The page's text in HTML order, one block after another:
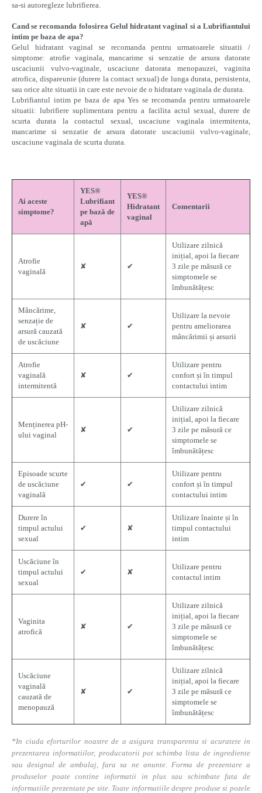
sa-si autoregleze lubrifierea.
Cand se recomanda folosirea Gelul hidratant vaginal si a Lubrifiantului
intim pe baza de apa?
Gelul hidratant vaginal se recomanda pentru urmatoarele situatii /
simptome: atrofie vaginala, mancarime si senzatie de arsura datorate
uscaciunii vulvo-vaginale, uscaciune datorata menopauzei, vaginita
atrofica, dispareunie (durere la contact sexual) de lunga durata, persistenta,
sau orice alte situatii in care este nevoie de o hidratare vaginala de durata.
Lubrifiantul intim pe baza de apa Yes se recomanda pentru urmatoarele
situatii: lubrifiere suplimentara pentru a facilita actul sexual, durere de
scurta durata la contactul sexual, uscaciune vaginala intermitenta,
mancarime si senzatie de arsura datorate uscaciunii vulvo-vaginale,
uscaciune vaginala de scurta durata.
Ai aceste
simptome?
YES®
Lubrifiant
pe bază de
apă
YES®
Hidratant
vaginal
Comentarii
Atrofie
vaginală
✘ ✔
Utilizare zilnică
inițial, apoi la fiecare
3 zile pe măsură ce
simptomele se
îmbunătățesc
Mâncărime,
senzație de
arsură cauzată
de uscăciune
✘ ✔
Utilizare la nevoie
pentru ameliorarea
mâncărimii și arsurii
Atrofie
vaginală
intermitentă
✘ ✔
Utilizare pentru
confort și în timpul
contactului intim
Menținerea pH-
ului vaginal
✘ ✔
Utilizare zilnică
inițial, apoi la fiecare
3 zile pe măsură ce
simptomele se
îmbunătățesc
Episoade scurte
de uscăciune
vaginală
✔ ✔
Utilizare pentru
confort și în timpul
contactului intim
Durere în
timpul actului
sexual
✔ ✘
Utilizare înainte și în
timpul contactului
intim
Uscăciune în
timpul actului
sexual
✔ ✘
Utilizare pentru
contactul intim
Vaginita
atrofică
✘ ✔
Utilizare zilnică
inițial, apoi la fiecare
3 zile pe măsură ce
simptomele se
îmbunătățesc
Uscăciune
vaginală
cauzată de
menopauză
✘ ✔
Utilizare zilnică
inițial, apoi la fiecare
3 zile pe măsură ce
simptomele se
îmbunătățesc
*In ciuda eforturilor noastre de a asigura transparenta si acuratete in
prezentarea informatiilor, producatorii pot schimba lista de ingrediente
sau designul de ambalaj, fara sa ne anunte. Forma de prezentare a
produselor poate contine informatii in plus sau schimbate fata de
informatiile prezentate pe site. Toate informatiile despre produse si pozele